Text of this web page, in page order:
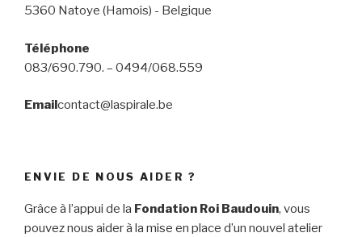
5360 Natoye (Hamois) - Belgique
Téléphone
083/690.790. – 0494/068.559
Email contact@laspirale.be
ENVIE DE NOUS AIDER ?
Grâce à l’appui de la Fondation Roi Baudouin, vous
pouvez nous aider à la mise en place d’un nouvel atelier